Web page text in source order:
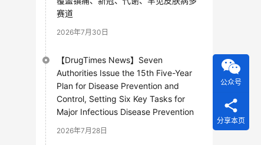
赛道
2026年7月30日
【DrugTimes News】Seven
Authorities Issue the 15th Five-Year
Plan for Disease Prevention and
Control, Setting Six Key Tasks for
Major Infectious Disease Prevention
2026年7月28日
公众号
分享本页